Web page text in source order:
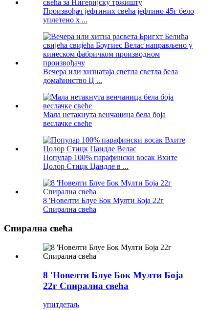
Произвођач јефтиних свећа јефтино 45г бело
уплетено х ...
Вечера или хизнатаја светла светла бела
домаћинство Ц ...
Мала нетакнута венчаница бела боја
веслачке свеће
Популар 100% парафински восак Вхите
Цолор Стицк Цандле в ...
8 'Новелти Блуе Бок Мулти Боја 22г
Спирална свећа
Спирална свећа
8 'Новелти Блуе Бок Мулти Боја
22г Спирална свећа
упитдетаљ